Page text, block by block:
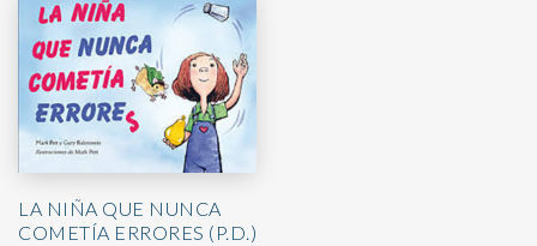
LA NIÑA QUE NUNCA
COMETÍA ERRORES (P.D.)